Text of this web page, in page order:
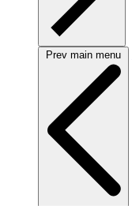
Prev main menu